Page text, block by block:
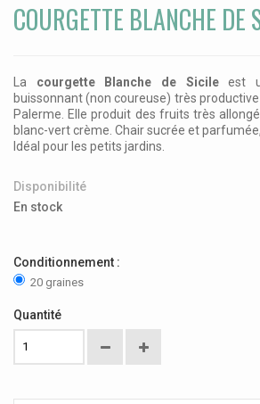
COURGETTE BLANCHE DE
La courgette Blanche de Sicileest
buissonnant (non coureuse) très
Palerme. Elle produit des fruits très
blanc-vert crème. Chair sucrée et
Idéal pour les petits jardins.
Disponibilité
En stock
Conditionnement :
20 graines
Quantité